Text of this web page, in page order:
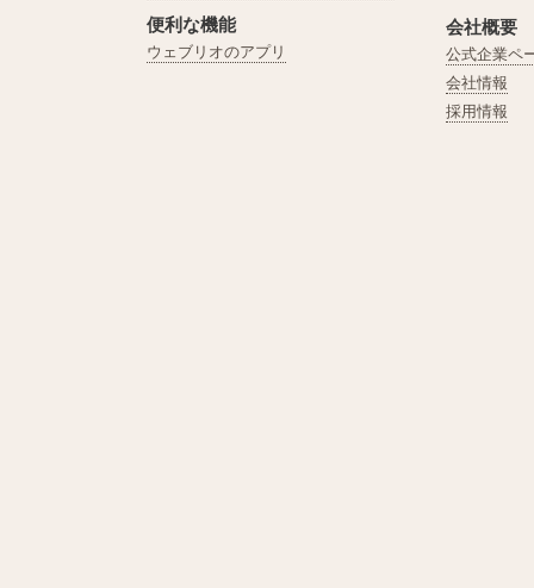
便利な機能
ウェブリオのアプリ
会社概要
公式企業ペ
会社情報
採用情報